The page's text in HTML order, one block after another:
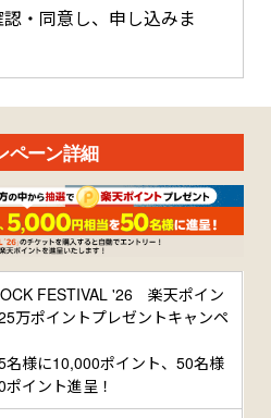
・同意し、申し込みま
ペーン詳細
FESTIVAL '26 楽天ポイン
万ポイントプレゼントキャンペ
名様に10,000ポイント、50名様
ポイント進呈！